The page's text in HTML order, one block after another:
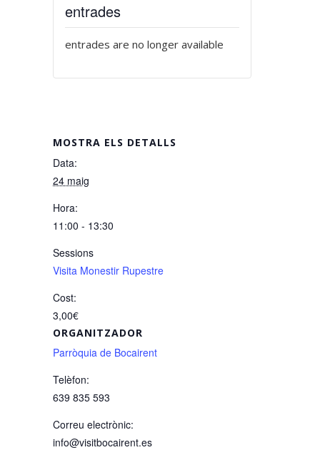
MOSTRA ELS DETALLS
Data:
24 maig
Hora:
11:00 - 13:30
Sessions
Visita Monestir Rupestre
Cost:
3,00€
ORGANITZADOR
Parròquia de Bocairent
Telèfon:
639 835 593
Correu electrònic:
info@visitbocairent.es
entrades
entrades are no longer available